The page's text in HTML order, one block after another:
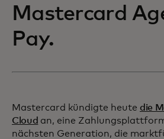
Mastercard
Pay.
Mastercard kündigte heute die
Cloud an, eine
nächsten Generation, die